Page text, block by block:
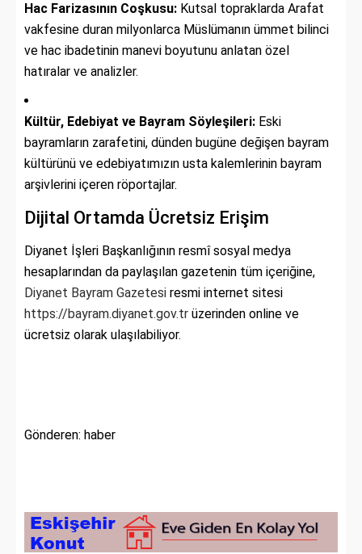
Hac Farizasının Coşkusu: Kutsal topraklarda Arafat
vakfesine duran milyonlarca Müslümanın ümmet bilinci
ve hac ibadetinin manevi boyutunu anlatan özel
hatıralar ve analizler.
Kültür, Edebiyat ve Bayram Söyleşileri: Eski
bayramların zarafetini, dünden bugüne değişen bayram
kültürünü ve edebiyatımızın usta kalemlerinin bayram
arşivlerini içeren röportajlar.
Dijital Ortamda Ücretsiz Erişim
Diyanet İşleri Başkanlığının resmî sosyal medya
hesaplarından da paylaşılan gazetenin tüm içeriğine,
Diyanet Bayram Gazetesi resmi internet sitesi
https://bayram.diyanet.gov.tr üzerinden online ve
ücretsiz olarak ulaşılabiliyor.
Gönderen: haber